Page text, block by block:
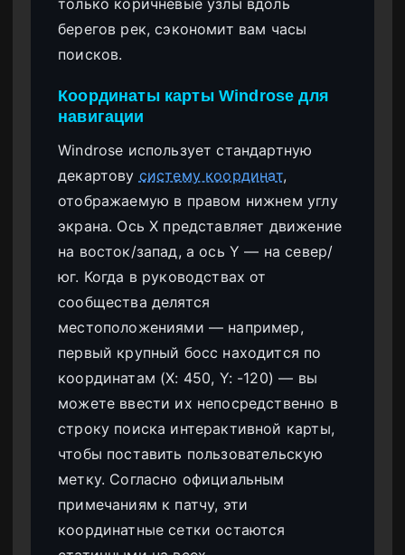
только коричневые узлы вдоль
берегов рек, сэкономит вам часы
поисков.
Координаты карты Windrose для
навигации
Windrose использует стандартную
декартову систему координат,
отображаемую в правом нижнем углу
экрана. Ось X представляет движение
на восток/запад, а ось Y — на север/
юг. Когда в руководствах от
сообщества делятся
местоположениями — например,
первый крупный босс находится по
координатам (X: 450, Y: -120) — вы
можете ввести их непосредственно в
строку поиска интерактивной карты,
чтобы поставить пользовательскую
метку. Согласно официальным
примечаниям к патчу, эти
координатные сетки остаются